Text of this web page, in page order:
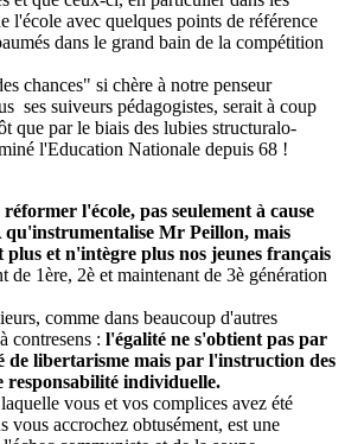
l'école avec quelques points de référence
dans le grand bain de la compétition
chances" si chère à notre penseur
ses suiveurs pédagogistes, serait à coup
que par le biais des lubies structuralo-
l'Education Nationale depuis 68 !
l'école, pas seulement à cause
qu'instrumentalise Mr Peillon, mais
et n'intègre plus nos jeunes français
de 1ère, 2è et maintenant de 3è génération
comme dans beaucoup d'autres
contresens : l'égalité ne s'obtient pas par
de libertarisme mais par l'instruction des
responsabilité individuelle.
vous et vos complices avez été
vous accrochez obtusément, est une